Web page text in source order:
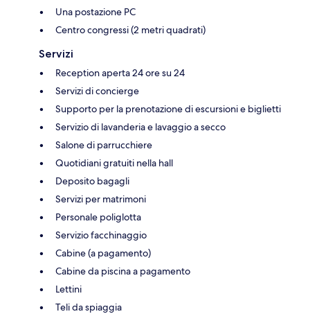
Una postazione PC
Centro congressi (2 metri quadrati)
Servizi
Reception aperta 24 ore su 24
Servizi di concierge
Supporto per la prenotazione di escursioni e biglietti
Servizio di lavanderia e lavaggio a secco
Salone di parrucchiere
Quotidiani gratuiti nella hall
Deposito bagagli
Servizi per matrimoni
Personale poliglotta
Servizio facchinaggio
Cabine (a pagamento)
Cabine da piscina a pagamento
Lettini
Teli da spiaggia